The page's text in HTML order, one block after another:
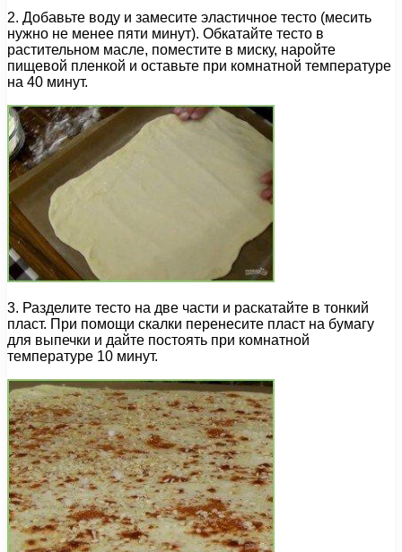
2. Добавьте воду и замесите эластичное тесто (месить
нужно не менее пяти минут). Обкатайте тесто в
растительном масле, поместите в миску, наройте
пищевой пленкой и оставьте при комнатной температуре
на 40 минут.
3. Разделите тесто на две части и раскатайте в тонкий
пласт. При помощи скалки перенесите пласт на бумагу
для выпечки и дайте постоять при комнатной
температуре 10 минут.